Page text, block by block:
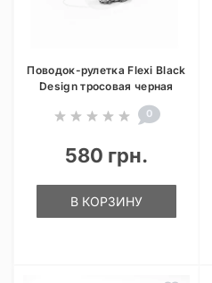
Поводок-рулетка Flexi Black
Design тросовая черная
0
580 грн.
В КОРЗИНУ